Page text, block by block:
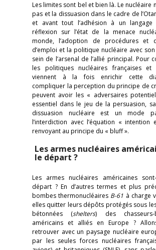
Les limites sont bel et bien là. Le nucléaire
pas et la dissuasion dans le cadre de
et avant tout l’adhésion à un langage
réflexion sur l’état de la menace
monde, l’adoption de procédures et
d’emploi et la politique nucléaire avec
sein de l’arsenal de l’allié principal. Pour
les politiques nucléaires françaises et
viennent à la fois enrichir cette
compliquer la perception du principe de
peuvent avoir les « adversaires
essentiel dans le jeu de la persuasion,
dissuasion nucléaire est un mode
l’interdiction avec l’équation « intention
renvoyant au principe du « bluff ».
Les armes nucléaires
le départ ?
Les armes nucléaires américaines
départ ? En d’autres termes et plus
bombes thermonucléaires B-61 à charge
elles quitter leurs dépôts protégés sous
bétonnées (shelters) des chasseurs-
américains et alliés en Europe ?
retrouver avec un paysage nucléaire
par les seules forces nucléaires